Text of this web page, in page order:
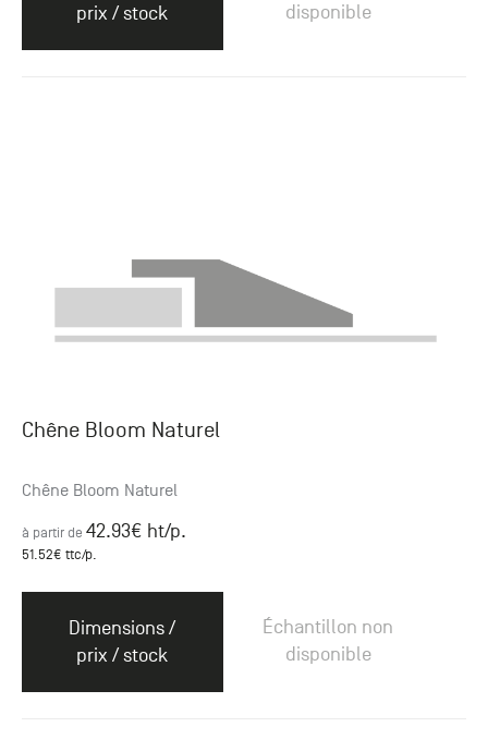
prix / stock
disponible
Chêne Bloom Naturel
Chêne Bloom Naturel
à partir de 42.93€ ht/p.
51.52€ ttc/p.
Dimensions /
prix / stock
Échantillon non
disponible